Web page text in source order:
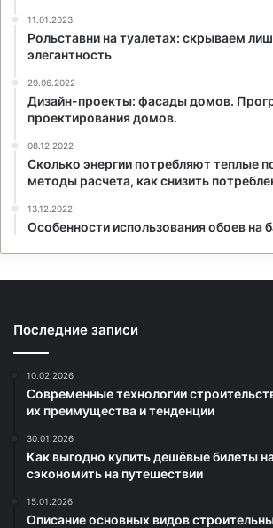
11.01.2023
Рольставни на туалетах: скрываем
элегантность
29.06.2022
Дизайн-проекты: фасады домов.
проектирования домов.
08.12.2022
Сколько энергии потребляют теплые
методы расчета, как снизить
13.12.2022
Особенности использования обоев на
Последние записи
10.02.2026
Современные технологии
их преимущества и тенденции
30.01.2026
Как выгодно купить дешёвые билеты
сэкономить на путешествии
15.01.2026
Описание основных видов